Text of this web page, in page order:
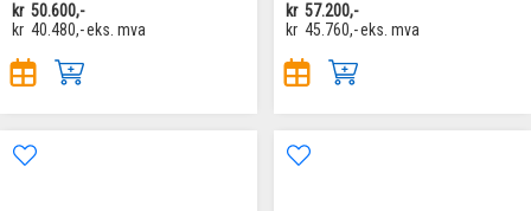
kr 50.600,-
kr 40.480,-eks. mva
kr 57.200,-
kr 45.760,-eks. mva